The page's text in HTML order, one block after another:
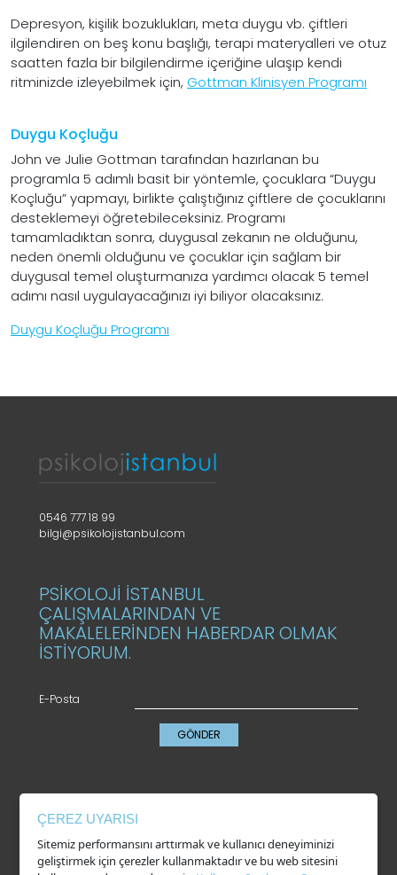
Depresyon, kişilik bozuklukları, meta duygu vb. çiftleri
ilgilendiren on beş konu başlığı, terapi materyalleri ve otuz
saatten fazla bir bilgilendirme içeriğine ulaşıp kendi
ritminizde izleyebilmek için, Gottman Klinisyen Programı
Duygu Koçluğu
John ve Julie Gottman tarafından hazırlanan bu
programla 5 adımlı basit bir yöntemle, çocuklara “Duygu
Koçluğu” yapmayı, birlikte çalıştığınız çiftlere de çocuklarını
desteklemeyi öğretebileceksiniz. Programı
tamamladıktan sonra, duygusal zekanın ne olduğunu,
neden önemli olduğunu ve çocuklar için sağlam bir
duygusal temel oluşturmanıza yardımcı olacak 5 temel
adımı nasıl uygulayacağınızı iyi biliyor olacaksınız.
Duygu Koçluğu Programı
0546 777 18 99
bilgi@psikolojistanbul.com
PSİKOLOJİ İSTANBUL
ÇALIŞMALARINDAN VE
MAKALELERİNDEN HABERDAR OLMAK
İSTİYORUM.
E-Posta
GÖNDER
Çerez Kullanımı
Kullanım Şartları
ÇEREZ UYARISI
Sitemiz performansını arttırmak ve kullanıcı deneyiminizi
geliştirmek için çerezler kullanmaktadır ve bu web sitesini